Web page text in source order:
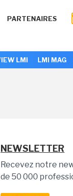
PARTENAIRES
LMI LMI MAG
NEWSLETTER
Recevez notre
de 50 000